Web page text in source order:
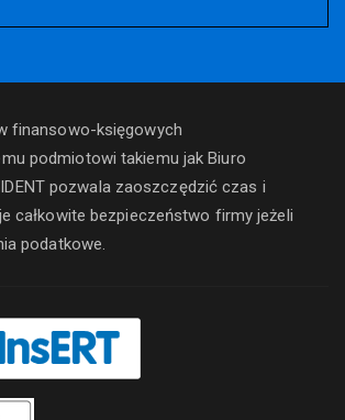
finansowo-księgowych
podmiotowi takiemu jak Biuro
pozwala zaoszczędzić czas i
całkowite bezpieczeństwo firmy jeżeli
podatkowe.